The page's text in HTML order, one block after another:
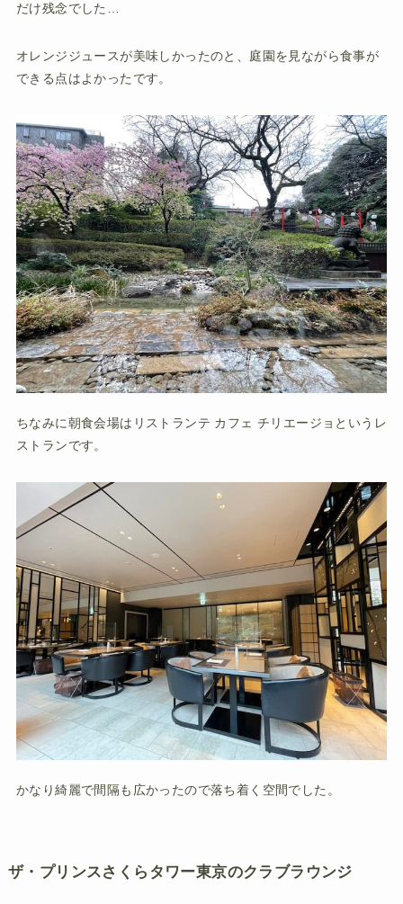
だけ残念でした…
オレンジジュースが美味しかったのと、庭園を見ながら食事が
できる点はよかったです。
ちなみに朝食会場はリストランテ カフェ チリエージョというレ
ストランです。
かなり綺麗で間隔も広かったので落ち着く空間でした。
ザ・プリンスさくらタワー東京のクラブラウンジ